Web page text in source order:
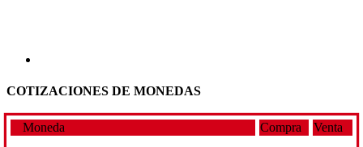
COTIZACIONES DE MONEDAS
Moneda Compra Venta